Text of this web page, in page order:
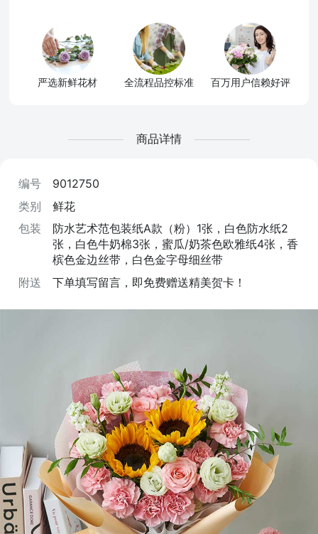
严选新鲜花材 全流程品控标准 百万用户信赖好评
商品详情
编号
9012750
类别
鲜花
包装
防水艺术范包装纸A款（粉）1张，白色防水纸2
张，白色牛奶棉3张，蜜瓜/奶茶色欧雅纸4张，香
槟色金边丝带，白色金字母细丝带
附送
下单填写留言，即免费赠送精美贺卡！